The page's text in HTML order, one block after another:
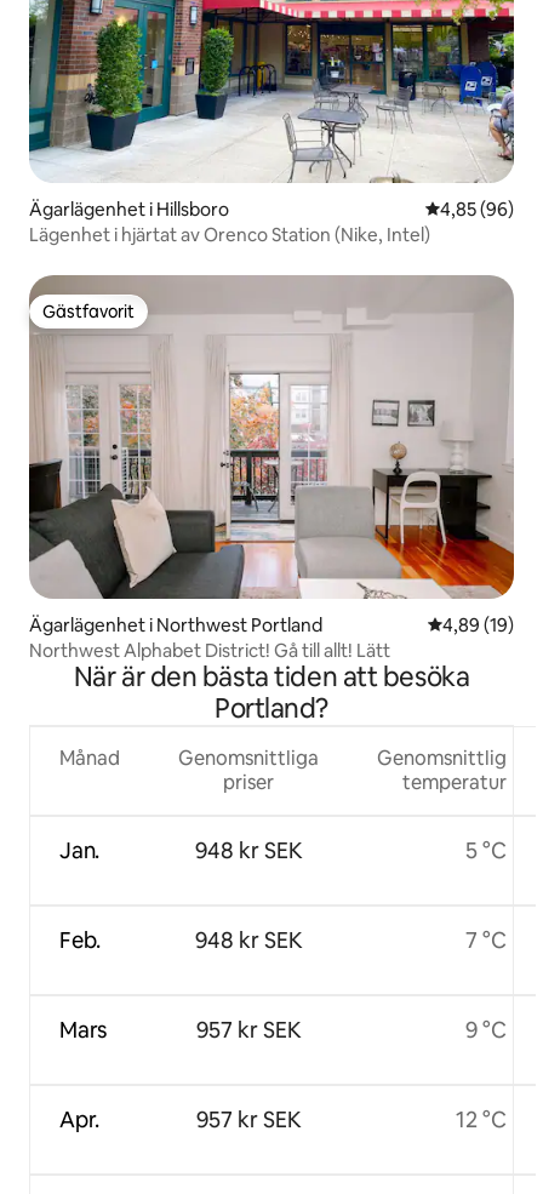
Ägarlägenhet i Hillsboro 4,85 av 5 i
4,85 (96)
Lägenhet i hjärtat av Orenco Station (Nike, Intel)
Gästfavorit
Gästfavorit
Ägarlägenhet i Northwest Portland 4,89 av 5 i
4,89 (19)
Northwest Alphabet District! Gå till allt! Lätt
När är den bästa tiden att besöka
Portland?
Månad
Jan.
Feb.
Mars
Apr.
Genomsnittliga
priser
948 kr SEK
948 kr SEK
957 kr SEK
957 kr SEK
Genomsnittlig
temperatur
5 °C
7 °C
9 °C
12 °C